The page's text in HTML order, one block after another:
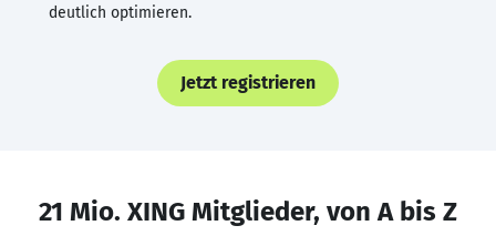
deutlich optimieren.
Jetzt registrieren
21 Mio. XING Mitglieder, von A bis Z